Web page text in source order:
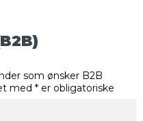
som ønsker B2B
med * er obligatoriske